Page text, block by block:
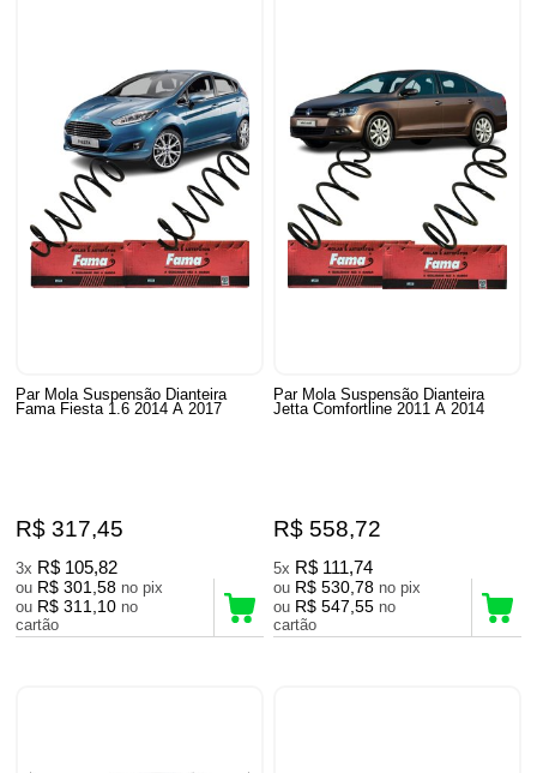
Par Mola Suspensão Dianteira
Fama Fiesta 1.6 2014 A 2017
R$ 317,45
3x R$ 105,82
ou R$ 301,58
no pix
ou R$ 311,10 no
cartão
Par Mola Suspensão Dianteira
Jetta Comfortline 2011 A 2014
R$ 558,72
5x R$ 111,74
ou R$ 530,78
no pix
ou R$ 547,55 no
cartão